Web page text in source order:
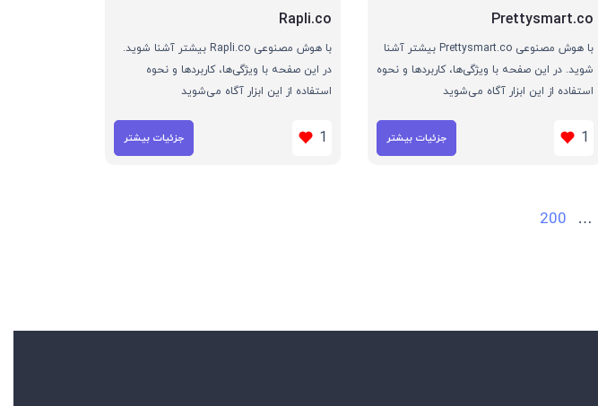
Prettysmart.co
با هوش مصنوعی Prettysmart.co بیشتر آشنا
شوید. در این صفحه با ویژگی‌ها، کاربردها و نحوه
استفاده از این ابزار آگاه می‌شوید
1 جزئیات بیشتر
Rapli.co
با هوش مصنوعی Rapli.co بیشتر آشنا شوید.
در این صفحه با ویژگی‌ها، کاربردها و نحوه
استفاده از این ابزار آگاه می‌شوید
1 جزئیات بیشتر
…
200